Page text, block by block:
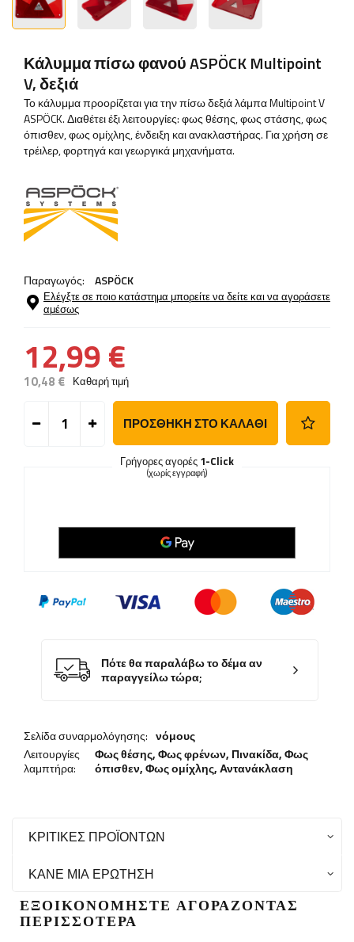
Κάλυμμα πίσω φανού ASPÖCK Multipoint
V, δεξιά
Το κάλυμμα προορίζεται για την πίσω δεξιά λάμπα Multipoint V
ASPÖCK. Διαθέτει έξι λειτουργίες: φως θέσης, φως στάσης, φως
όπισθεν, φως ομίχλης, ένδειξη και ανακλαστήρας. Για χρήση σε
τρέιλερ, φορτηγά και γεωργικά μηχανήματα.
Παραγωγός: ASPÖCK
Ελέγξτε σε ποιο κατάστημα μπορείτε να δείτε και να αγοράσετε
αμέσως
12,99 €
10,48 € Καθαρή τιμή
ΠΡΟΣΘΉΚΗ ΣΤΟ ΚΑΛΆΘΙ
Γρήγορες αγορές 1-Click
(χωρίς εγγραφή)
Πότε θα παραλάβω το δέμα αν
παραγγείλω τώρα;
Σελίδα συναρμολόγησης: νόμους
Λειτουργίες
λαμπτήρα:
Φως θέσης,Φως φρένων, Πινακίδα,Φως
όπισθεν,Φως ομίχλης,Αντανάκλαση
ΚΡΙΤΙΚΈΣ ΠΡΟΪΌΝΤΩΝ
ΚΆΝΕ ΜΙΑ ΕΡΏΤΗΣΗ
ΕΞΟΙΚΟΝΟΜΉΣΤΕ ΑΓΟΡΆΖΟΝΤΑΣ
ΠΕΡΙΣΣΌΤΕΡΑ